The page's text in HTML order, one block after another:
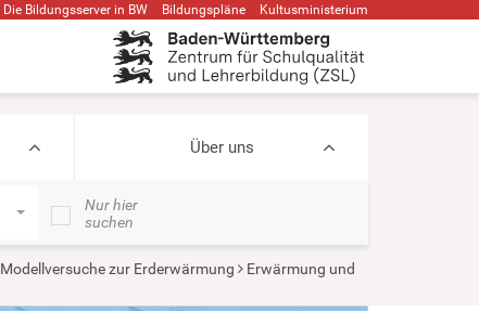
Die Bildungsserver in BW Bildungspläne Kultusministerium
Über uns
Nur hier
suchen
Modellversuche zur Erderwärmung
Erwärmung und